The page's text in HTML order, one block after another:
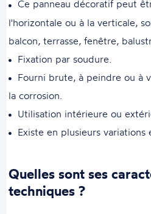
Ce panneau décoratif peut
l'horizontale ou à la verticale,
balcon, terrasse, fenêtre,
Fixation par soudure.
Fourni brute, à peindre ou à
la corrosion.
Utilisation intérieure ou
Existe en plusieurs variations
Quelles sont ses
techniques ?